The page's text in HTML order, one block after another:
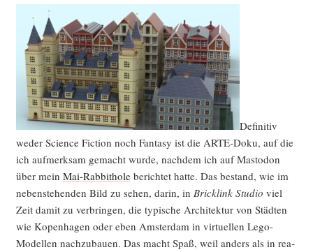
Defi­ni­tiv
weder Sci­ence Fic­tion noch Fan­ta­sy ist die ARTE-Doku, auf die
ich auf­merk­sam gemacht wur­de, nach­dem ich auf Mast­o­don
über mein Mai-Rab­bit­ho­leberich­tet hat­te. Das bestand, wie im
neben­ste­hen­den Bild zu sehen, dar­in, in Brick­link Stu­dio viel
Zeit damit zu ver­brin­gen, die typi­sche Archi­tek­tur von Städ­ten
wie Kopen­ha­gen oder eben Ams­ter­dam in vir­tu­el­len Lego-
Model­len nach­zu­bau­en. Das macht Spaß, weil anders als in rea­